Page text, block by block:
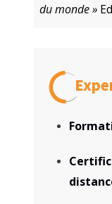
du monde »